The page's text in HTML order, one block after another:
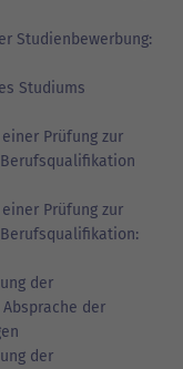
Studienbewerbung:
Studiums
Prüfung zur
Prüfung zur
der
der
der